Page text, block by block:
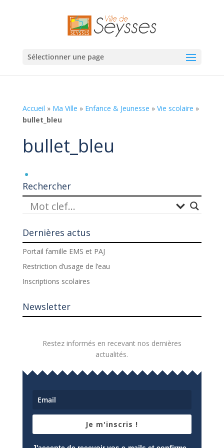
Sélectionner une page
Accueil » Ma Ville » Enfance & Jeunesse » Vie scolaire »
bullet_bleu
bullet_bleu
Rechercher
Dernières actus
Portail famille EMS et PAJ
Restriction d’usage de l’eau
Inscriptions scolaires
Newsletter
Restez informés en recevant nos dernières
actualités.
Je m'inscris !